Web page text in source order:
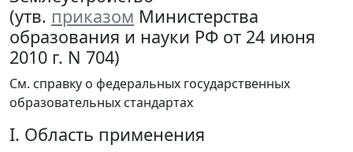
(утв. приказом Министерства
образования и науки РФ от 24 июня
2010 г. N 704)
См. справку о федеральных государственных
образовательных стандартах
I. Область применения